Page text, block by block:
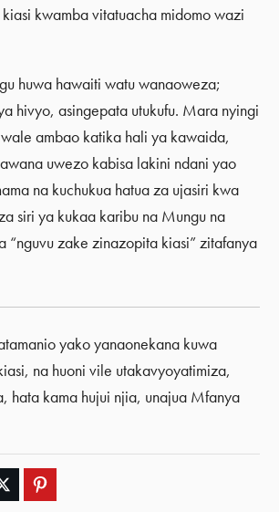
kwamba vitatuacha midomo wazi
huwa hawaiti watu wanaoweza;
hivyo, asingepata utukufu. Mara nyingi
ambao katika hali ya kawaida,
uwezo kabisa lakini ndani yao
na kuchukua hatua za ujasiri kwa
siri ya kukaa karibu na Mungu na
“nguvu zake zinazopita kiasi” zitafanya
yako yanaonekana kuwa
na huoni vile utakavyoyatimiza,
hata kama hujui njia, unajua Mfanya
Twitter